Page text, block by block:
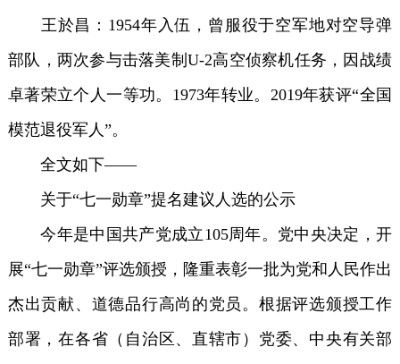
王於昌：1954年入伍，曾服役于空军地对空导弹
部队，两次参与击落美制U-2高空侦察机任务，因战绩
卓著荣立个人一等功。1973年转业。2019年获评“全国
模范退役军人”。
全文如下——
关于“七一勋章”提名建议人选的公示
今年是中国共产党成立105周年。党中央决定，开
展“七一勋章”评选颁授，隆重表彰一批为党和人民作出
杰出贡献、道德品行高尚的党员。根据评选颁授工作
部署，在各省（自治区、直辖市）党委、中央有关部